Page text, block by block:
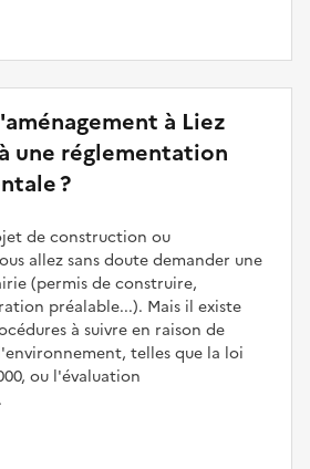
à Liez
une réglementation
?
de construction ou
allez sans doute demander une
(permis de construire,
préalable...). Mais il existe
à suivre en raison de
telles que la loi
ou l'évaluation